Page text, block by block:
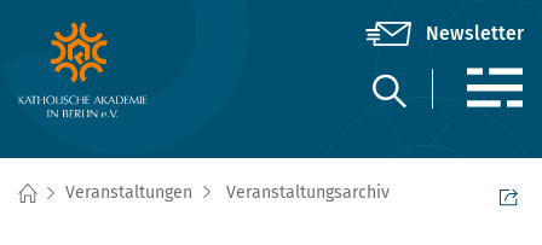
Veranstaltungen Veranstaltungsarchiv